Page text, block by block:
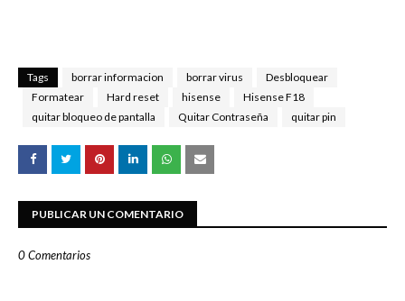
Tags borrar informacion borrar virus
Desbloquear
Formatear
Hard reset hisense
Hisense F18
quitar bloqueo de pantalla
Quitar Contraseña quitar pin
PUBLICAR UN COMENTARIO
0 Comentarios